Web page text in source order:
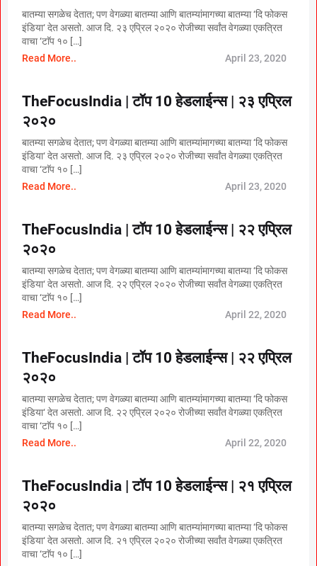
बातम्या सगळेच देतात; पण वेगळ्या बातम्या आणि बातम्यांमागच्या बातम्या ‘दि फोकस
इंडिया‘ देत असतो. आज दि. २३ एप्रिल २०२० रोजीच्या सर्वांत वेगळ्या एकत्रित
वाचा ‘टाॅप १० […]
Read More..
April 23, 2020
TheFocusIndia | टॉप 10 हेडलाईन्स | २३ एप्रिल
२०२०
बातम्या सगळेच देतात; पण वेगळ्या बातम्या आणि बातम्यांमागच्या बातम्या ‘दि फोकस
इंडिया‘ देत असतो. आज दि. २३ एप्रिल २०२० रोजीच्या सर्वांत वेगळ्या एकत्रित
वाचा ‘टाॅप १० […]
Read More..
April 23, 2020
TheFocusIndia | टॉप 10 हेडलाईन्स | २२ एप्रिल
२०२०
बातम्या सगळेच देतात; पण वेगळ्या बातम्या आणि बातम्यांमागच्या बातम्या ‘दि फोकस
इंडिया‘ देत असतो. आज दि. २२ एप्रिल २०२० रोजीच्या सर्वांत वेगळ्या एकत्रित
वाचा ‘टाॅप १० […]
Read More..
April 22, 2020
TheFocusIndia | टॉप 10 हेडलाईन्स | २२ एप्रिल
२०२०
बातम्या सगळेच देतात; पण वेगळ्या बातम्या आणि बातम्यांमागच्या बातम्या ‘दि फोकस
इंडिया‘ देत असतो. आज दि. २२ एप्रिल २०२० रोजीच्या सर्वांत वेगळ्या एकत्रित
वाचा ‘टाॅप १० […]
Read More..
April 22, 2020
TheFocusIndia | टॉप 10 हेडलाईन्स | २१ एप्रिल
२०२०
बातम्या सगळेच देतात; पण वेगळ्या बातम्या आणि बातम्यांमागच्या बातम्या ‘दि फोकस
इंडिया‘ देत असतो. आज दि. २१ एप्रिल २०२० रोजीच्या सर्वांत वेगळ्या एकत्रित
वाचा ‘टाॅप १० […]